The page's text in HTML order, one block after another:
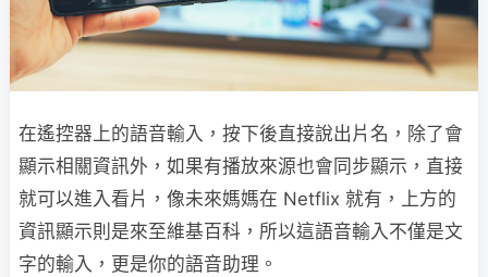
在遙控器上的語音輸入，按下後直接說出片名，除了會
顯示相關資訊外，如果有播放來源也會同步顯示，直接
就可以進入看片，像未來媽媽在 Netflix 就有，上方的
資訊顯示則是來至維基百科，所以這語音輸入不僅是文
字的輸入，更是你的語音助理。